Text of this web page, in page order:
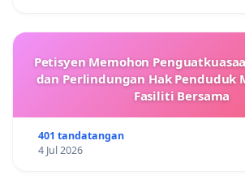
Petisyen Memohon
dan Perlindungan Hak Penduduk
Fasiliti Bersama
401 tandatangan
4 Jul 2026